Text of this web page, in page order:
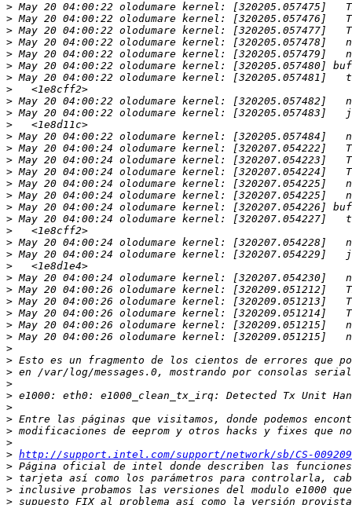
>
>
>
>
>
>
>
>
>
>
>
>
>
>
>
>
>
>
>
>
>
>
>
>
>
>
>
>
>
>
>
>
>
>
>
>
>
>
> http://support.intel.com/support/network/sb/CS-
>
>
>
>